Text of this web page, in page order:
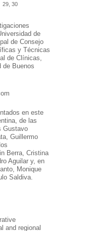
29, 30
de
de Consejo
y Técnicas
de Clínicas,
de Buenos
en este
de las
Gustavo
Guillermo
Berra, Cristina
Aguilar y, en
Monique
Saldiva.
and regional